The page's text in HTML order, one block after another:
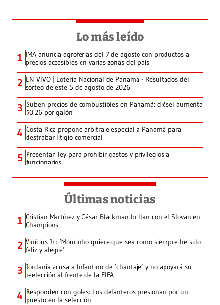
Lo más leído
1 IMA anuncia agroferias del 7 de agosto con productos a
precios accesibles en varias zonas del país
2 EN VIVO | Lotería Nacional de Panamá - Resultados del
sorteo de este 5 de agosto de 2026
3 Suben precios de combustibles en Panamá: diésel aumenta
$0.26 por galón
4 Costa Rica propone arbitraje especial a Panamá para
destrabar litigio comercial
5 Presentan ley para prohibir gastos y privilegios a
funcionarios
Últimas noticias
1 Cristian Martínez y César Blackman brillan con el Slovan en
Champions
2 Vinícius Jr.: ‘Mourinho quiere que sea como siempre he sido
feliz y alegre’
3 Jordania acusa a Infantino de ‘chantaje’ y no apoyará su
reelección al frente de la FIFA
4 Responden con goles: Los delanteros presionan por un
puesto en la selección